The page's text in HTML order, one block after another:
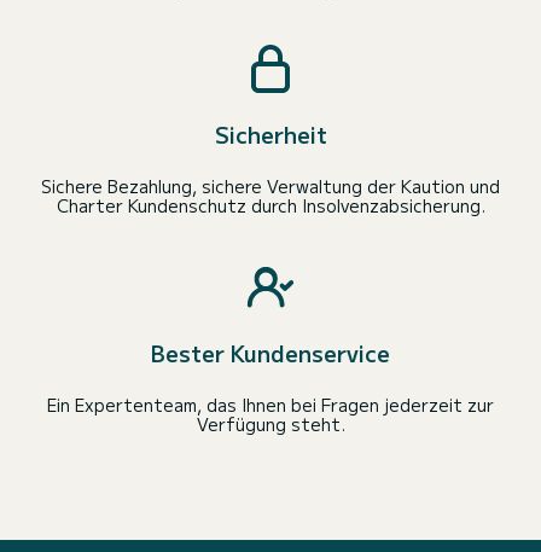
Sicherheit
Sichere Bezahlung, sichere Verwaltung der Kaution und
Charter Kundenschutz durch Insolvenzabsicherung.
Bester Kundenservice
Ein Expertenteam, das Ihnen bei Fragen jederzeit zur
Verfügung steht.